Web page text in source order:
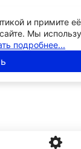
и примите
Мы
подробнее...